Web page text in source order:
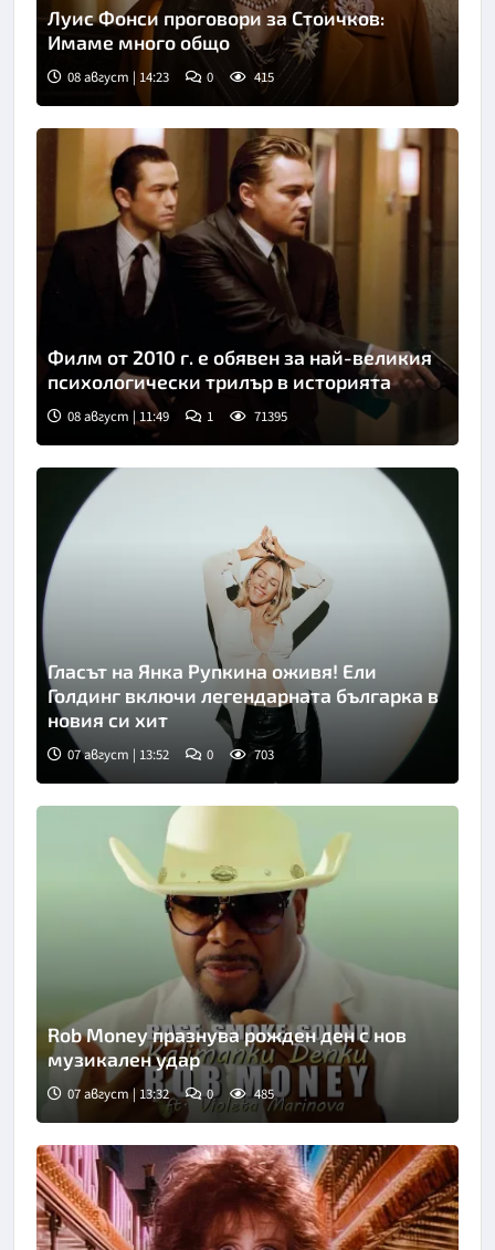
Луис Фонси проговори за Стоичков:
Имаме много общо
08 август | 14:23 0 415
Филм от 2010 г. е обявен за най-великия
психологически трилър в историята
08 август | 11:49 1 71395
Гласът на Янка Рупкина оживя! Ели
Голдинг включи легендарната българка в
новия си хит
07 август | 13:52 0 703
Rob Money празнува рожден ден с нов
музикален удар
07 август | 13:32 0 485